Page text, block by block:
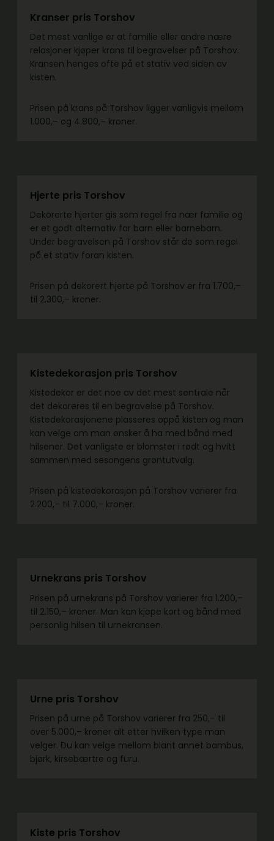
Kranser pris Torshov
Det mest vanlige er at familie eller andre nære
relasjoner kjøper krans til begravelser på Torshov.
Kransen henges ofte på et stativ ved siden av
kisten.
Prisen på krans på Torshov ligger vanligvis mellom
1.000,– og 4.800,– kroner.
Hjerte pris Torshov
Dekorerte hjerter gis som regel fra nær familie og
er et godt alternativ for barn eller barnebarn.
Under begravelsen på Torshov står de som regel
på et stativ foran kisten.
Prisen på dekorert hjerte på Torshov er fra 1.700,–
til 2.300,– kroner.
Kistedekorasjon pris Torshov
Kistedekor er det noe av det mest sentrale når
det dekoreres til en begravelse på Torshov.
Kistedekorasjonene plasseres oppå kisten og man
kan velge om man ønsker å ha med bånd med
hilsener. Det vanligste er blomster i rødt og hvitt
sammen med sesongens grøntutvalg.
Prisen på kistedekorasjon på Torshov varierer fra
2.200,– til 7.000,– kroner.
Urnekrans pris Torshov
Prisen på urnekrans på Torshov varierer fra 1.200,–
til 2.150,– kroner. Man kan kjøpe kort og bånd med
personlig hilsen til urnekransen.
Urne pris Torshov
Prisen på urne på Torshov varierer fra 250,– til
over 5.000,– kroner alt etter hvilken type man
velger. Du kan velge mellom blant annet bambus,
bjørk, kirsebærtre og furu.
Kiste pris Torshov